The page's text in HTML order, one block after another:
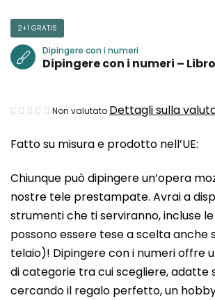
Fatto su misura e prodotto nell’UE:
Chiunque può dipingere un’opera
nostre tele prestampate. Avrai a
strumenti che ti serviranno, incluse
possono essere tese a scelta anche
telaio)! Dipingere con i numeri offre
di categorie tra cui scegliere, adatte
cercando il regalo perfetto, un
2+1 GRATIS
Dipingere con i numeri
Dipingere con i numeri –
La
media
prodotto
è
0,0
su
5
stelle.
Non valutato Dettagli sulla